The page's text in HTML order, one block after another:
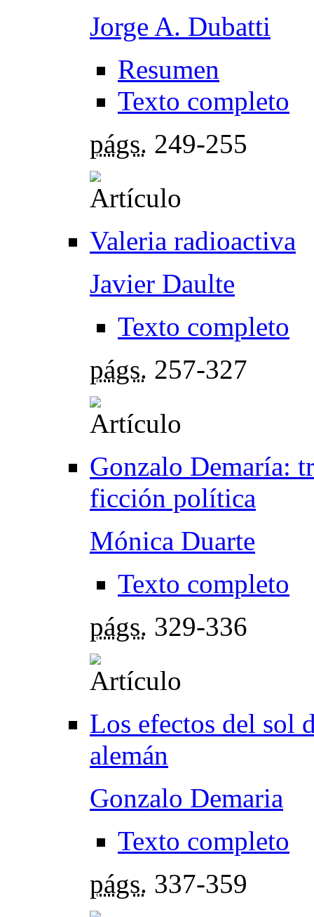
Jorge A. Dubatti
Resumen
Texto completo
págs. 249-255
Valeria radioactiva
Javier Daulte
Texto completo
págs. 257-327
Gonzalo Demaría:
ficción política
Mónica Duarte
Texto completo
págs. 329-336
Los efectos del sol
alemán
Gonzalo Demaria
Texto completo
págs. 337-359